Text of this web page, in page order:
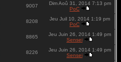
9007
Dim Aoû 31, 2014 7:13 pm
PoC
8208
Jeu Juil 10, 2014 1:19 pm
PoC
8865
Jeu Juin 26, 2014 1:49 pm
Sensei
8226
Jeu Juin 26, 2014 1:49 pm
Sensei